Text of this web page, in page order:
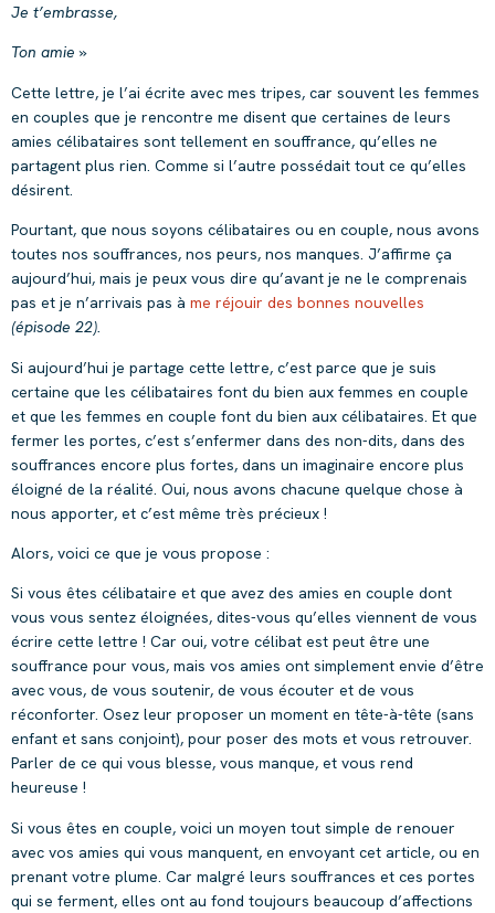
Je t’embrasse,
Ton amie »
Cette lettre, je l’ai écrite avec mes tripes, car souvent les femmes
en couples que je rencontre me disent que certaines de leurs
amies célibataires sont tellement en souffrance, qu’elles ne
partagent plus rien. Comme si l’autre possédait tout ce qu’elles
désirent.
Pourtant, que nous soyons célibataires ou en couple, nous avons
toutes nos souffrances, nos peurs, nos manques. J’affirme ça
aujourd’hui, mais je peux vous dire qu’avant je ne le comprenais
pas et je n’arrivais pas à me réjouir des bonnes nouvelles
(épisode 22).
Si aujourd’hui je partage cette lettre, c’est parce que je suis
certaine que les célibataires font du bien aux femmes en couple
et que les femmes en couple font du bien aux célibataires. Et que
fermer les portes, c’est s’enfermer dans des non-dits, dans des
souffrances encore plus fortes, dans un imaginaire encore plus
éloigné de la réalité. Oui, nous avons chacune quelque chose à
nous apporter, et c’est même très précieux !
Alors, voici ce que je vous propose :
Si vous êtes célibataire et que avez des amies en couple dont
vous vous sentez éloignées, dites-vous qu’elles viennent de vous
écrire cette lettre ! Car oui, votre célibat est peut être une
souffrance pour vous, mais vos amies ont simplement envie d’être
avec vous, de vous soutenir, de vous écouter et de vous
réconforter. Osez leur proposer un moment en tête-à-tête (sans
enfant et sans conjoint), pour poser des mots et vous retrouver.
Parler de ce qui vous blesse, vous manque, et vous rend
heureuse !
Si vous êtes en couple, voici un moyen tout simple de renouer
avec vos amies qui vous manquent, en envoyant cet article, ou en
prenant votre plume. Car malgré leurs souffrances et ces portes
qui se ferment, elles ont au fond toujours beaucoup d’affections